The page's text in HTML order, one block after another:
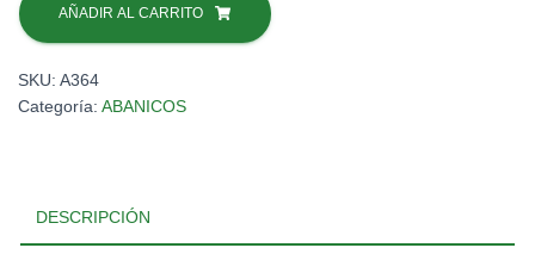
SAN
FCO.56"
L-
BS/CH(X)
AÑADIR AL CARRITO
SKU: A364
Categoría: ABANICOS
DESCRIPCIÓN